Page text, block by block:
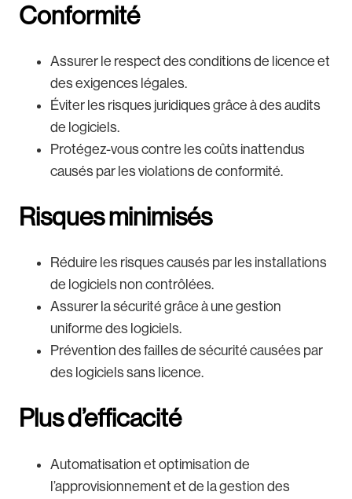
Conformité
Assurer le respect des conditions de licence et
des exigences légales.
Éviter les risques juridiques grâce à des audits
de logiciels.
Protégez-vous contre les coûts inattendus
causés par les violations de conformité.
Risques minimisés
Réduire les risques causés par les installations
de logiciels non contrôlées.
Assurer la sécurité grâce à une gestion
uniforme des logiciels.
Prévention des failles de sécurité causées par
des logiciels sans licence.
Plus d’efficacité
Automatisation et optimisation de
l’approvisionnement et de la gestion des